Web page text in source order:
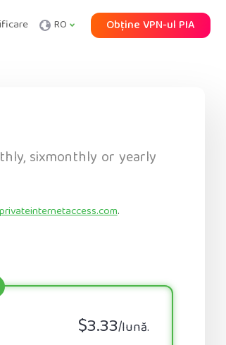
RO Obține VPN-ul PIA
sixmonthly or yearly
.
$3.33/lună.